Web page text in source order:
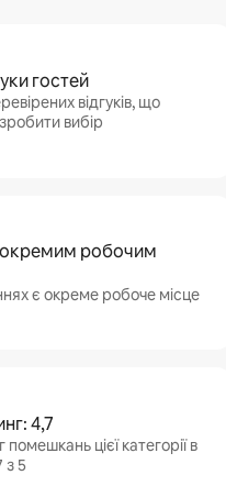
гостей
відгуків, що
вибір
робочим
є окреме робоче місце
4,7
цієї категорії в
з 5